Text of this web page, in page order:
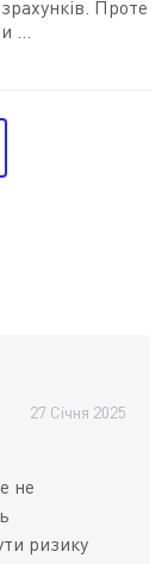
Проте
...
27 Січня 2025
не
ризику